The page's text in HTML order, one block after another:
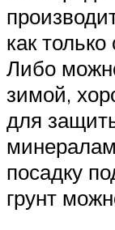
как
Либо
зимой,
для
посадку
грунт